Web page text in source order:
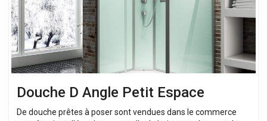
Douche D Angle Petit Espace
De douche prêtes à poser sont vendues dans le commerce